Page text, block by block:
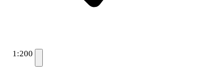
1:200